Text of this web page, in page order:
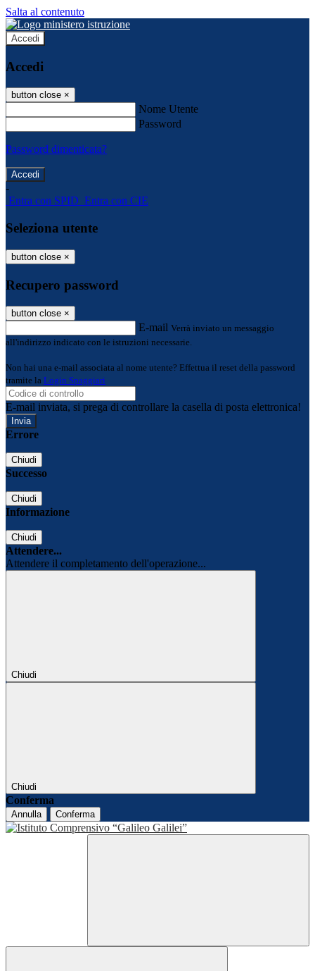
Salta al contenuto
Accedi
Accedi
button close ×
Nome Utente
Password
Password dimenticata?
-
Entra con SPID Entra con CIE
Seleziona utente
button close ×
Recupero password
button close ×
E-mail Verrà inviato un messaggio
all'indirizzo indicato con le istruzioni necessarie.
Non hai una e-mail associata al nome utente? Effettua il reset della password
tramite la Login Spaggiari
E-mail inviata, si prega di controllare la casella di posta elettronica!
Errore
Chiudi
Successo
Chiudi
Informazione
Chiudi
Attendere...
Attendere il completamento dell'operazione...
Chiudi
Chiudi
Conferma
Annulla Conferma